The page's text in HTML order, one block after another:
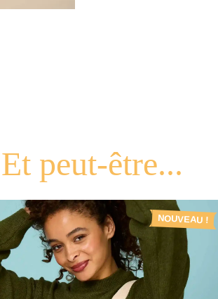
NOUVEAU !